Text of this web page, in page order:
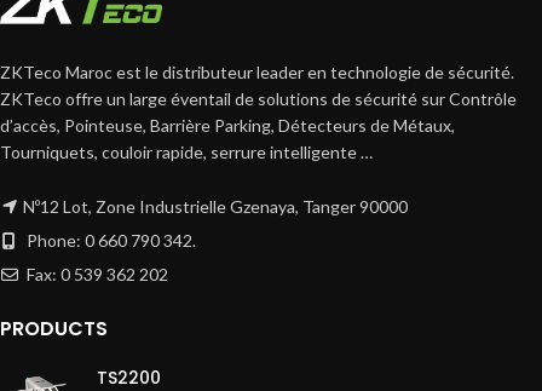
ZKTeco Maroc est le distributeur leader en technologie de sécurité.
ZKTeco offre un large éventail de solutions de sécurité sur Contrôle
d’accès, Pointeuse, Barrière Parking, Détecteurs de Métaux,
Tourniquets, couloir rapide, serrure intelligente …
Nº12 Lot, Zone Industrielle Gzenaya, Tanger 90000
Phone: 0 660 790 342.
Fax: 0 539 362 202
PRODUCTS
TS2200